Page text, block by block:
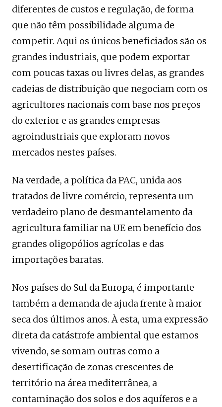
diferentes de custos e regulação, de forma
que não têm possibilidade alguma de
competir. Aqui os únicos beneficiados são os
grandes industriais, que podem exportar
com poucas taxas ou livres delas, as grandes
cadeias de distribuição que negociam com os
agricultores nacionais com base nos preços
do exterior e as grandes empresas
agroindustriais que exploram novos
mercados nestes países.
Na verdade, a política da PAC, unida aos
tratados de livre comércio, representa um
verdadeiro plano de desmantelamento da
agricultura familiar na UE em benefício dos
grandes oligopólios agrícolas e das
importações baratas.
Nos países do Sul da Europa, é importante
também a demanda de ajuda frente à maior
seca dos últimos anos. À esta, uma expressão
direta da catástrofe ambiental que estamos
vivendo, se somam outras como a
desertificação de zonas crescentes de
território na área mediterrânea, a
contaminação dos solos e dos aquíferos e a